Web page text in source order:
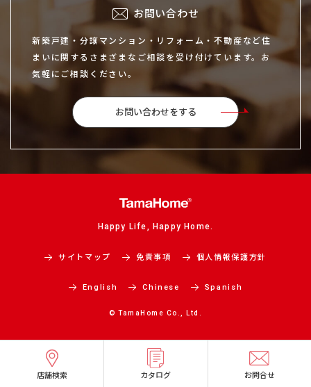
店舗検索 カタログ お問合せ
お問い合わせ
新築戸建・分譲マンション・リフォーム・不動産など住
まいに関するさまざまなご相談を受け付けています。お
気軽にご相談ください。
お問い合わせをする
Happy Life, Happy Home.
サイトマップ 免責事項 個人情報保護方針
English Chinese Spanish
© TamaHome Co., Ltd.